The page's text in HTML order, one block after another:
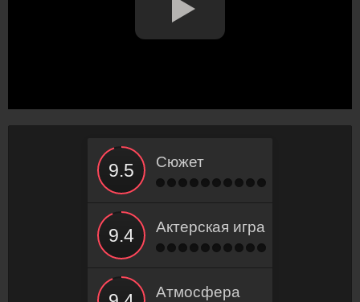
Сюжет
Актерская игра
Атмосфера